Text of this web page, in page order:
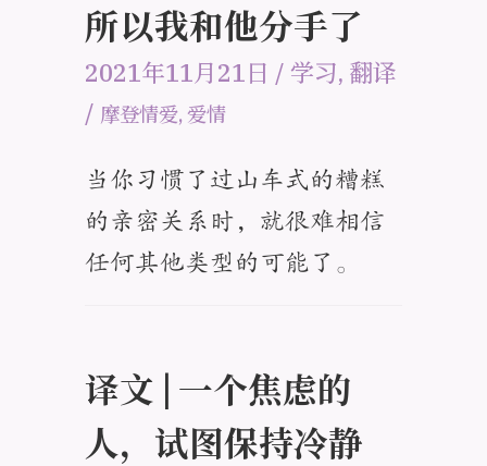
所以我和他分手了
2021年11月21日 / 学习, 翻译
/ 摩登情爱,爱情
当你习惯了过山车式的糟糕
的亲密关系时，就很难相信
任何其他类型的可能了。
译文 | 一个焦虑的
人，试图保持冷静